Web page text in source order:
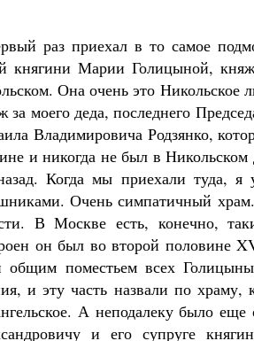
раз приехал в то самое
княгини Марии Голицыной,
Она очень это Никольское
за моего деда, последнего
Владимировича Родзянко,
и никогда не был в
Когда мы приехали туда, я
Очень симпатичный
В Москве есть, конечно,
он был во второй половине
общим поместьем всех
и эту часть назвали по
А неподалеку было
и его супруге